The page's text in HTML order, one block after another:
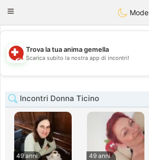
Suissi
Toggle
Mode
💖
💕
Trova la tua anima gemella
Scarica subito la nostra app di incontri!
Incontri Donna Ticino
49 anni
49 anni